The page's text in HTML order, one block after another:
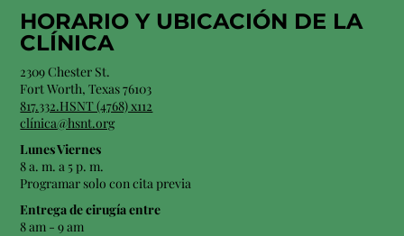
HORARIO Y UBICACIÓN DE LA
CLÍNICA
2309 Chester St.
Fort Worth, Texas 76103
817.332.HSNT (4768) x112
clínica@hsnt.org
Lunes Viernes
8 a. m. a 5 p. m.
Programar solo con cita previa
Entrega de cirugía entre
8 am - 9 am